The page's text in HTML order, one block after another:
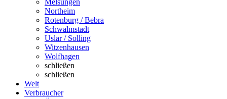
Melsungen
Northeim
Rotenburg / Bebra
Schwalmstadt
Uslar / Solling
Witzenhausen
Wolfhagen
schließen
schließen
Welt
Verbraucher